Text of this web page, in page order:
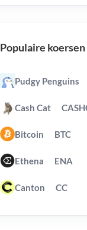
Populaire koersen
Pudgy Penguins
Cash Cat
Bitcoin BTC
Ethena ENA
Canton CC